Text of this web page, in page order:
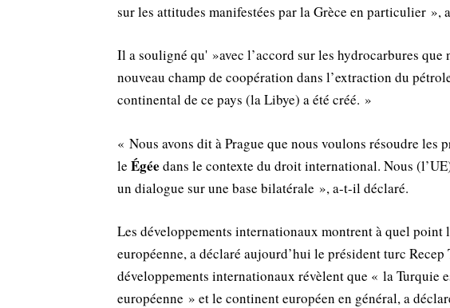
sur les attitudes manifestées par la Grèce en particulier »,
Il a souligné qu' »avec l’accord sur les hydrocarbures que
nouveau champ de coopération dans l’extraction du
continental de ce pays (la Libye) a été créé. »
« Nous avons dit à Prague que nous voulons résoudre les
le Égée dans le contexte du droit international. Nous
un dialogue sur une base bilatérale », a-t-il déclaré.
Les développements internationaux montrent à quel point
européenne, a déclaré aujourd’hui le président turc
développements internationaux révèlent que « la Turquie
européenne » et le continent européen en général, a